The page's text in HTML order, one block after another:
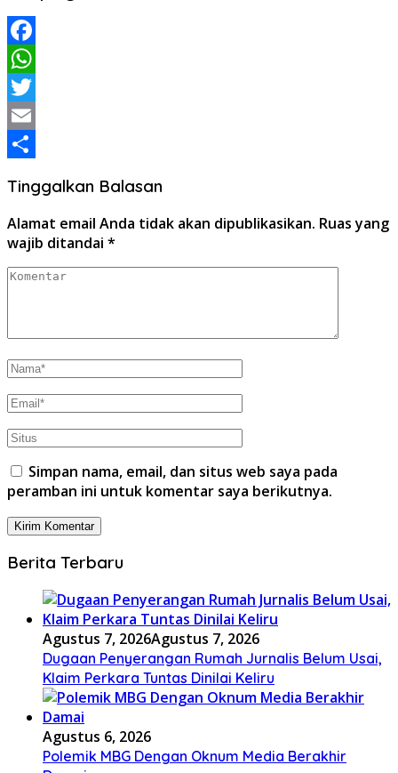
Facebook
WhatsApp
Twitter
Email
Tinggalkan Balasan
Alamat email Anda tidak akan dipublikasikan. Ruas yang
wajib ditandai *
Simpan nama, email, dan situs web saya pada
peramban ini untuk komentar saya berikutnya.
Berita Terbaru
Agustus 7, 2026Agustus 7, 2026
Dugaan Penyerangan Rumah Jurnalis Belum Usai,
Klaim Perkara Tuntas Dinilai Keliru
Agustus 6, 2026
Polemik MBG Dengan Oknum Media Berakhir